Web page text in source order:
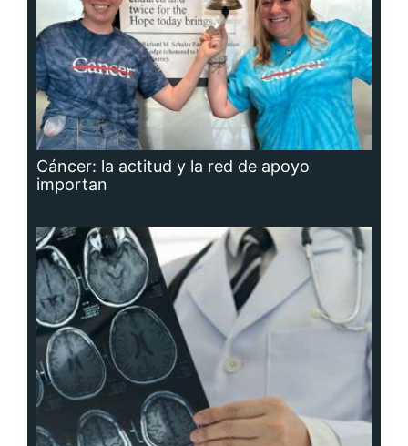
Cáncer: la actitud y la red de apoyo
importan